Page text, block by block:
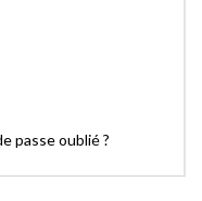
passe oublié ?